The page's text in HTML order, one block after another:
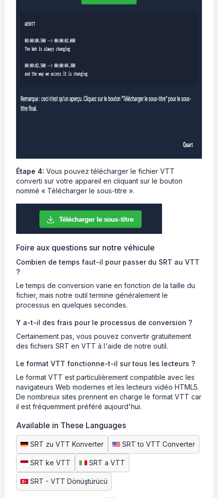
Étape 4: Vous pouvez télécharger le fichier VTT
converti sur votre appareil en cliquant sur le bouton
nommé « Télécharger le sous-titre ».
Foire aux questions sur notre véhicule
Combien de temps faut-il pour passer du SRT au VTT
?
Le temps de conversion varie en fonction de la taille du
fichier, mais notre outil termine généralement le
processus en quelques secondes.
Y a-t-il des frais pour le processus de conversion ?
Certainement pas, vous pouvez convertir gratuitement
des fichiers SRT en VTT à l'aide de notre outil.
Le format VTT fonctionne-t-il sur tous les lecteurs ?
Le format VTT est particulièrement compatible avec les
navigateurs Web modernes et les lecteurs vidéo HTML5.
De nombreux sites prennent en charge le format VTT car
il est fréquemment préféré aujourd'hui.
Available in These Languages
SRT zu VTT Konverter SRT to VTT Converter
SRT ke VTT SRT a VTT
SRT - VTT Dönüştürücü